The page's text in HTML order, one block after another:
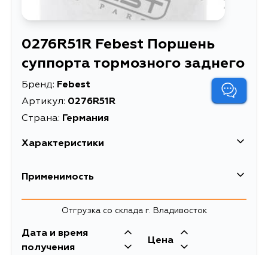
0276R51R Febest Поршень
суппорта тормозного заднего
Бренд: Febest
Артикул: 0276R51R
Страна: Германия
Характеристики
EAN-13
Длина упаковки, мм
Масса, кг 0.245
Применимость
Nissan
Кузов Двигатель
D40, N50, R51M, R51
Subaru
Отгрузка со склада г. Владивосток
Дата и время
получения
Цена